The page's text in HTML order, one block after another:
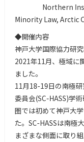
Northern
Minority Law, Arctic
◆開催内容
神戸大学国際協力研
2021年11月、極域に
ました。
11月18-19日の南極
委員会(SC-HASS)学
圏では初めて神戸大
た。SC-HASSは南極
まざまな側面に取り